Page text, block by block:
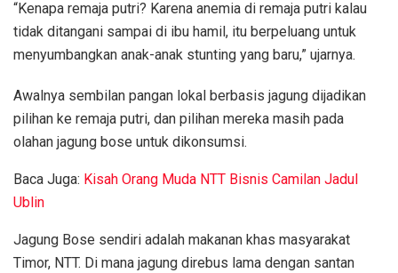
“Kenapa remaja putri? Karena anemia di remaja putri kalau
tidak ditangani sampai di ibu hamil, itu berpeluang untuk
menyumbangkan anak-anak stunting yang baru,” ujarnya.
Awalnya sembilan pangan lokal berbasis jagung dijadikan
pilihan ke remaja putri, dan pilihan mereka masih pada
olahan jagung bose untuk dikonsumsi.
Baca Juga: Kisah Orang Muda NTT Bisnis Camilan Jadul
Ublin
Jagung Bose sendiri adalah makanan khas masyarakat
Timor, NTT. Di mana jagung direbus lama dengan santan